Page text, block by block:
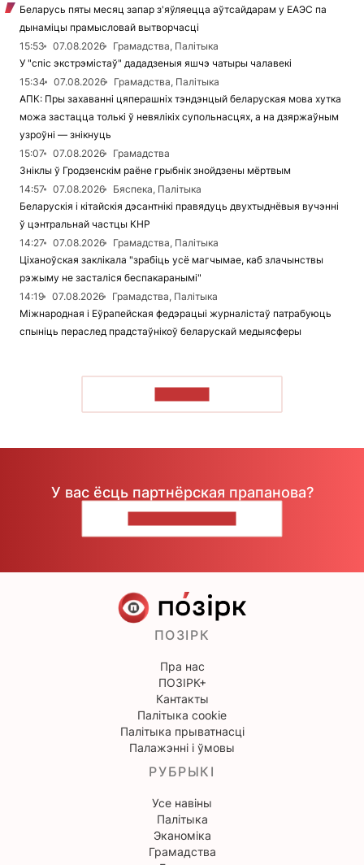
Беларусь пяты месяц запар з'яўляецца аўтсайдарам у ЕАЭС па
дынаміцы прамысловай вытворчасці
15:53
07.08.2026
Грамадства, Палітыка
У "спіс экстрэмістаў" дададзеныя яшчэ чатыры чалавекі
15:34
07.08.2026
Грамадства, Палітыка
АПК: Пры захаванні цяперашніх тэндэнцый беларуская мова хутка
можа застацца толькі ў невялікіх супольнасцях, а на дзяржаўным
узроўні — знікнуць
15:07
07.08.2026
Грамадства
Зніклы ў Гродзенскім раёне грыбнік знойдзены мёртвым
14:57
07.08.2026
Бяспека, Палітыка
Беларускія і кітайскія дэсантнікі правядуць двухтыднёвыя вучэнні
ў цэнтральнай частцы КНР
14:27
07.08.2026
Грамадства, Палітыка
Ціханоўская заклікала "зрабіць усё магчымае, каб злачынствы
рэжыму не засталіся беспакаранымі"
14:19
07.08.2026
Грамадства, Палітыка
Міжнародная і Еўрапейская федэрацыі журналістаў патрабуюць
спыніць пераслед прадстаўнікоў беларускай медыясферы
У вас ёсць партнёрская прапанова?
ПОЗІРК
Пра нас
ПОЗІРК+
Кантакты
Палітыка cookie
Палітыка прыватнасці
Палажэнні і ўмовы
РУБРЫКІ
Усе навіны
Палітыка
Эканоміка
Грамадства